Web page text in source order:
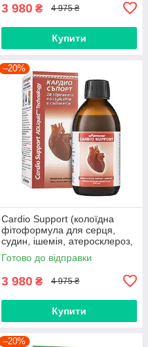
3 980 ₴ 4 975 ₴
Купити
–20%
Cardio Support (колоїдна
фітоформула для серця,
судин, ішемія, атеросклероз,
тиск, гіпертонія, інфаркт,
аритмія, тромби)
Готово до відправки
3 980 ₴ 4 975 ₴
Купити
–20%